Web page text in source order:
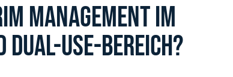
MANAGEMENT IM
DUAL-USE-BEREICH?